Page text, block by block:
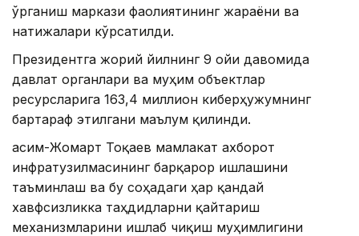
ўрганиш маркази фаолиятининг жараёни ва
натижалари кўрсатилди.
Президентга жорий йилнинг 9 ойи давомида
давлат органлари ва муҳим объектлар
ресурсларига 163,4 миллион киберҳужумнинг
бартараф этилгани маълум қилинди.
Қасим-Жомарт Тоқаев мамлакат ахборот
инфратузилмасининг барқарор ишлашини
таъминлаш ва бу соҳадаги ҳар қандай
хавфсизликка таҳдидларни қайтариш
механизмларини ишлаб чиқиш муҳимлигини